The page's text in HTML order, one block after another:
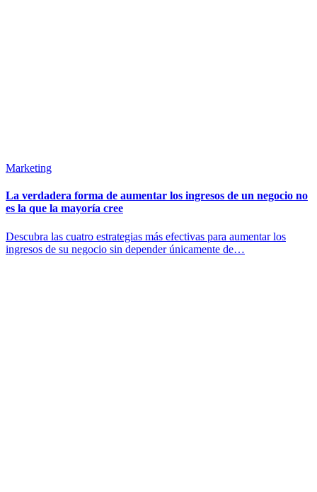
Marketing
La verdadera forma de aumentar los ingresos de un negocio no
es la que la mayoría cree
Descubra las cuatro estrategias más efectivas para aumentar los
ingresos de su negocio sin depender únicamente de…